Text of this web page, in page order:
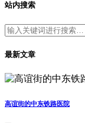
站内搜索
最新文章
高谊街的中东铁路医院